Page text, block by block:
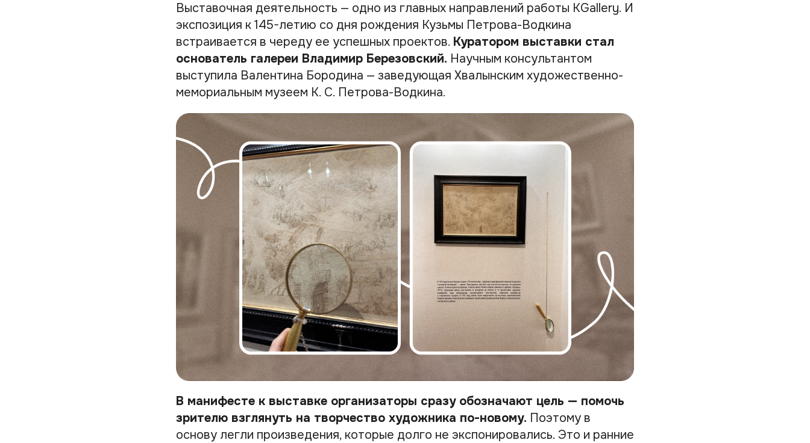
Выставочная деятельность — одно из главных направлений работы KGallery. И
экспозиция к 145-летию со дня рождения Кузьмы Петрова-Водкина
встраивается в череду ее успешных проектов. Куратором выставки стал
основатель галереи Владимир Березовский. Научным консультантом
выступила Валентина Бородина — заведующая Хвалынским художественно-
мемориальным музеем К. С. Петрова-Водкина.
В манифесте к выставке организаторы сразу обозначают цель — помочь
зрителю взглянуть на творчество художника по-новому. Поэтому в
основу легли произведения, которые долго не экспонировались. Это и ранние